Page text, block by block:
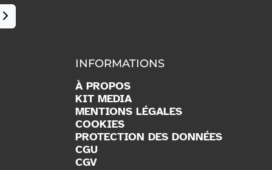
INFORMATIONS
À PROPOS
KIT MEDIA
MENTIONS LÉGALES
COOKIES
PROTECTION DES DONNÉES
CGU
CGV